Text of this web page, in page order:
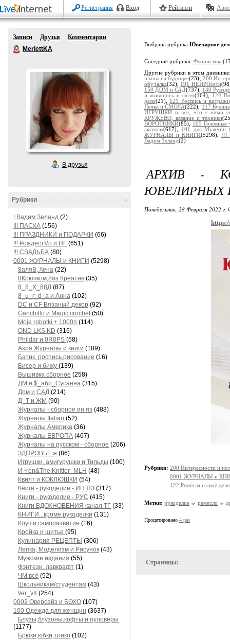
Регистрация Вход Рейтинги
Записи Друзья
Комментарии
MerlettKA
В друзья
-
Рубрики
! Вадим Зеланд (2)
!!! ПАСХА (156)
!!! ПРАЗДНИКИ и ПОДАРКИ (66)
!!! РождестVо и НГ (651)
!!! СВАДЬБА (80)
0001 ЖУРНАЛЫ и КНИГИ (5298)
8аляB, /\ена (22)
8Крючком,8яз.Креатив (35)
8_8_Х_88Д (87)
8_u_г_d_a и Анна (102)
DC и CF Вязаный декор (92)
Ganchillo и Magic crochet(50)
Moje robotki + 1000п (114)
OND LKS KD (316)
Phildar и 0R0PS (58)
Азия Журналы и книги (189)
Батик, роспись,рисование (16)
Бисер и бижу (139)
Вышивка сборное (258)
ДМ и $_абр_Сусанна (315)
Дом и САД (214)
Д_Т и ЖМ (90)
Журналы - сборное ин яз (488)
Журналы Italian (52)
Журналы Америка (36)
Журналы ЕВРОПА (467)
Журналы на русском - сборное (206)
ЗДОРОВЬЕ ж (86)
Игрушки, амигурушки и Тильды (100)
И~ren&The Knitter_MLH (48)
Квилт и КОКЛЮШКИ (54)
Книги - рукоделие - ИН ЯЗ (317)
Книги - рукоделие - РУС (415)
Книги ВДОХНОВЕНИЯ канал ТГ (33)
КНИГИ...кроме рукоделки (131)
Коуч и саморазвитие (16)
Кройка и шитье (95)
Кулинария РЕЦЕПТЫ (306)
Лепка, Моделизм и Рисунок (43)
Мужские издания (55)
Фэнтези, лавкрафт (1)
ЧМ всё (52)
Школьникам/студентам (43)
\/еr_\/К (254)
0002 Оверсайз и БОХО (107)
100 Одежда для женщин (3637)
Блузы,блузоны,кофты и пуловеры
(1177)
Брюки,юбки,трико (102)
Выбрана рубрика Ювелирное
Соседние рубрики: Флористика
Другие рубрики в этом
планы на будущее(23), 200
обучалка(32), 191 НЕЙРОсети
150 ДОМ и САД(737), 140
и живопись и фото(164), 124
дело(21), 121 Роспись и
Лепка и СМОЛА(222),
117
ИГРУШКИ и всё, что с ними
КРУЖЕВО, вязание и техники
ВОРОТНИКИ(85),
105 Головные
аксессы(617),
101 для Мужчин
ЖУРНАЛЫ и КНИГИ(5298),
!!!
Вадим Зеланд(2)
АРХИВ -
ЮВЕЛИРНЫХ
Понедельник, 28 Февраля 2022
Рубрики: 200 Интересности и
0001 ЖУРНАЛЫ и
122 Ремёсла и своё
Метки: рукоделие ремесло
Процитировано 4 раз
Страницы: